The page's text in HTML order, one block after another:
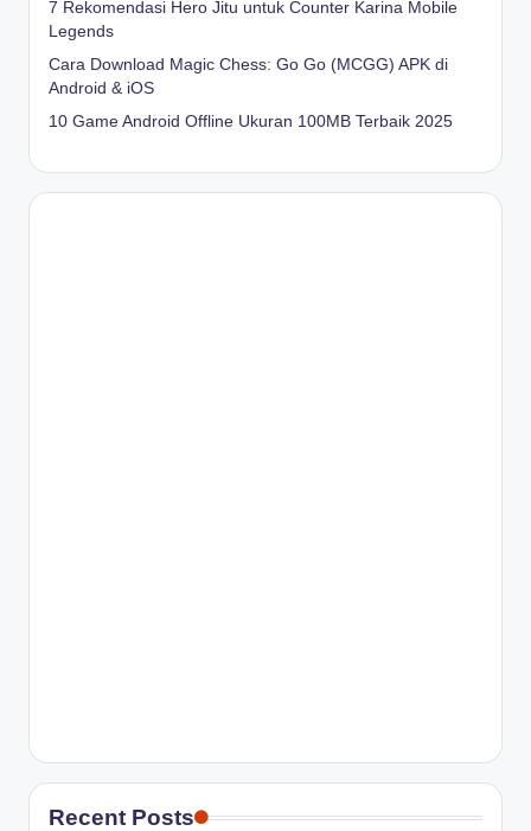
7 Rekomendasi Hero Jitu untuk Counter Karina Mobile
Legends
Cara Download Magic Chess: Go Go (MCGG) APK di
Android & iOS
10 Game Android Offline Ukuran 100MB Terbaik 2025
Recent Posts